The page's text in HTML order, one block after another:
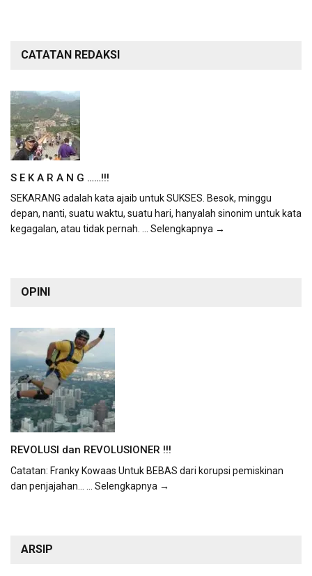
CATATAN REDAKSI
S E K A R A N G ……!!!
SEKARANG adalah kata ajaib untuk SUKSES. Besok, minggu
depan, nanti, suatu waktu, suatu hari, hanyalah sinonim untuk kata
kegagalan, atau tidak pernah. ... Selengkapnya →
OPINI
REVOLUSI dan REVOLUSIONER !!!
Catatan: Franky Kowaas Untuk BEBAS dari korupsi pemiskinan
dan penjajahan...
... Selengkapnya →
ARSIP